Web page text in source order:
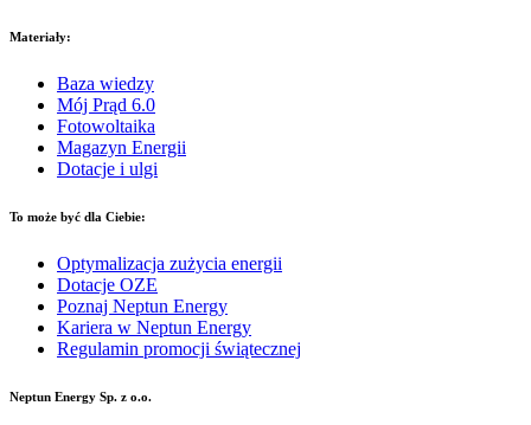
Materiały:
Baza wiedzy
Mój Prąd 6.0
Fotowoltaika
Magazyn Energii
Dotacje i ulgi
To może być dla Ciebie:
Optymalizacja zużycia energii
Dotacje OZE
Poznaj Neptun Energy
Kariera w Neptun Energy
Regulamin promocji świątecznej
Neptun Energy Sp. z o.o.